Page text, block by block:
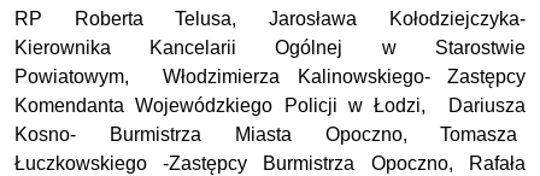
RP Roberta Telusa, Jarosława Kołodziejczyka-
Kierownika Kancelarii Ogólnej w Starostwie
Powiatowym, Włodzimierza Kalinowskiego- Zastępcy
Komendanta Wojewódzkiego Policji w Łodzi, Dariusza
Kosno- Burmistrza Miasta Opoczno, Tomasza
Łuczkowskiego -Zastępcy Burmistrza Opoczno, Rafała